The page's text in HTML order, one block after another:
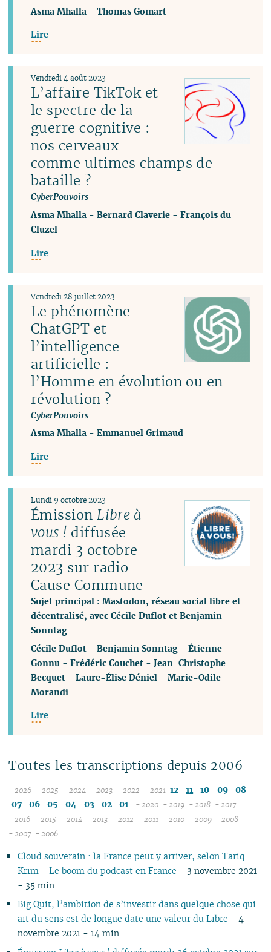
Asma Mhalla -Thomas Gomart
Lire
L’affaire TikTok et
le spectre de la
guerre cognitive :
nos cerveaux
comme ultimes champs de
bataille ?
CyberPouvoirs
Vendredi 4 août 2023
Asma Mhalla -Bernard Claverie -François du
Cluzel
Lire
Le phénomène
ChatGPT et
l’intelligence
artificielle :
l’Homme en évolution ou en
révolution ?
CyberPouvoirs
Vendredi 28 juillet 2023
Asma Mhalla -Emmanuel Grimaud
Lire
ÉmissionLibre à
vous ! diffusée
mardi 3 octobre
2023 sur radio
Cause Commune
Sujet principal : Mastodon, réseau social libre et
décentralisé, avec Cécile Duflot et Benjamin
Sonntag
Lundi 9 octobre 2023
Cécile Duflot -Benjamin Sonntag -Étienne
Gonnu -Frédéric Couchet -Jean-Christophe
Becquet -Laure-Élise Déniel -Marie-Odile
Morandi
Lire
Toutes les transcriptions depuis 2006
- 2026
08
04
03
02
01
- 2025
12
08
07
05
04
03
- 2024
12
08
07
05
04
03
- 2023
12
08
07
05
04
03
- 2022
08
07
05
04
- 2021 12 11 10 09
08
07
06 05 04 03 02 01 - 2020
09
08
06
05
- 2019
09
08
06
05
- 2018
09
08
06
05
- 2017
09
08
06
05
- 2016
10
09
08
07
06
05
- 2015
10
09
07
06
05
- 2014
10
09
07
06
04
- 2013
09
08
02
- 2012
09
08
06
04
- 2011
10
09
07
06
- 2010
10
09
07
06
- 2009 - 2008
10
06
- 2007 - 2006
Cloud souverain : la France peut y arriver, selon Tariq
Krim - Le boom du podcast en France - 3 novembre 2021
- 35 min
Big Quit, l’ambition de s’investir dans quelque chose qui
ait du sens est de longue date une valeur du Libre - 4
novembre 2021 - 14 min